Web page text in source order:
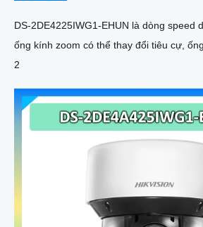
DS-2DE4225IWG1-EHUN là dòng speed
ống kính zoom có thể thay đổi tiêu cự,
2